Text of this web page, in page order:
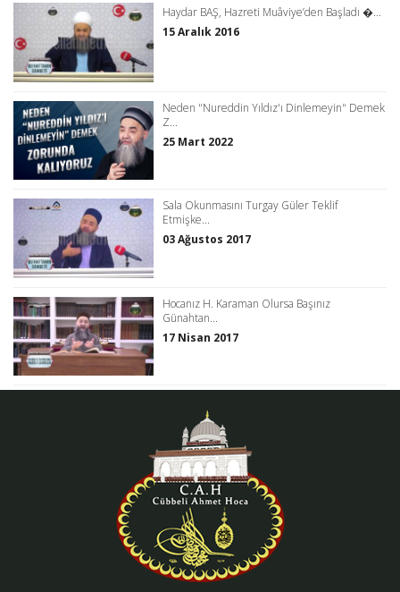
Haydar BAŞ, Hazreti Muâviye’den Başladı �...
15 Aralık 2016
Neden "Nureddin Yıldız'ı Dinlemeyin" Demek
Z...
25 Mart 2022
Sala Okunmasını Turgay Güler Teklif
Etmişke...
03 Ağustos 2017
Hocanız H. Karaman Olursa Başınız
Günahtan...
17 Nisan 2017